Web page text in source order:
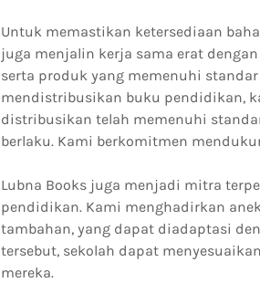
Untuk memastikan ketersediaan
juga menjalin kerja sama erat
serta produk yang memenuhi
mendistribusikan buku pendidikan,
distribusikan telah memenuhi
berlaku. Kami berkomitmen
Lubna Books juga menjadi mitra
pendidikan. Kami menghadirkan
tambahan, yang dapat diadaptasi
tersebut, sekolah dapat
mereka.